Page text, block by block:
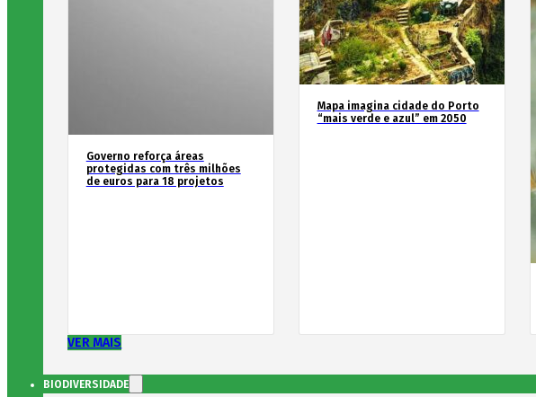
Governo reforça áreas
protegidas com três milhões
de euros para 18 projetos
Mapa imagina cidade do Porto
“mais verde e azul” em 2050
VER MAIS
BIODIVERSIDADE